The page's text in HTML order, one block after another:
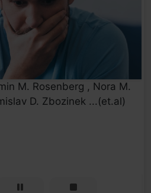
M. Rosenberg , Nora M.
D. Zbozinek ...(et.al)